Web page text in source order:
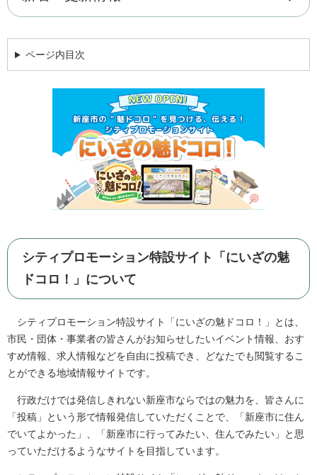
ページ内目次
シティプロモーション特設サイト「にいざの魅
ドコロ！」について
シティプロモーション特設サイト「にいざの魅ドコロ！」とは、
市民・団体・事業者の皆さんがお知らせしたいイベント情報、おす
すめ情報、求人情報などを自由に投稿でき、どなたでも閲覧するこ
とができる地域情報サイトです。
行政だけでは発信しきれない新座市ならではの魅力を、皆さんに
「投稿」という形で情報発信していただくことで、「新座市に住ん
でいてよかった」、「新座市に行ってみたい、住んでみたい」と思
っていただけるようなサイトを目指しています。